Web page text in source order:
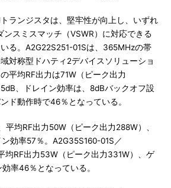
ランジスタは、堅牢性が向上し、いずれ
ンスミスマッチ（VSWR）に対応できる
る。A2G22S251-01Sは、365MHzの帯
対称型ドハティ2デバイスソリューショ
平均RF出力は71W（ピーク出力
、ドレイン効率は、8dBバックオフ設
ド動作時で46％となっている。
均RF出力50W（ピーク出力288W）、
効率57％。A2G35S160-01S／
均RF出力53W（ピーク出力331W）、ゲ
率46％となっている。